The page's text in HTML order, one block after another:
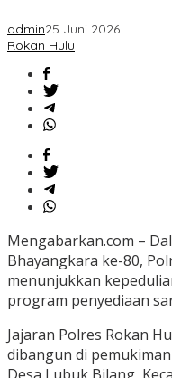
admin25 Juni 2026
Rokan Hulu
Mengabarkan.com –
Bhayangkara ke-80,
menunjukkan
program penyediaan
Jajaran Polres Rokan
dibangun di